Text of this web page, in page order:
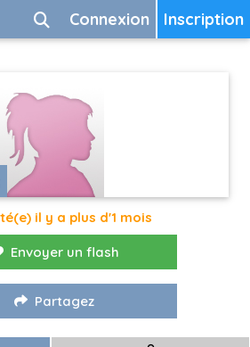
Inscription
Connexion
il y a plus d'1 mois
Envoyer un flash
Partagez